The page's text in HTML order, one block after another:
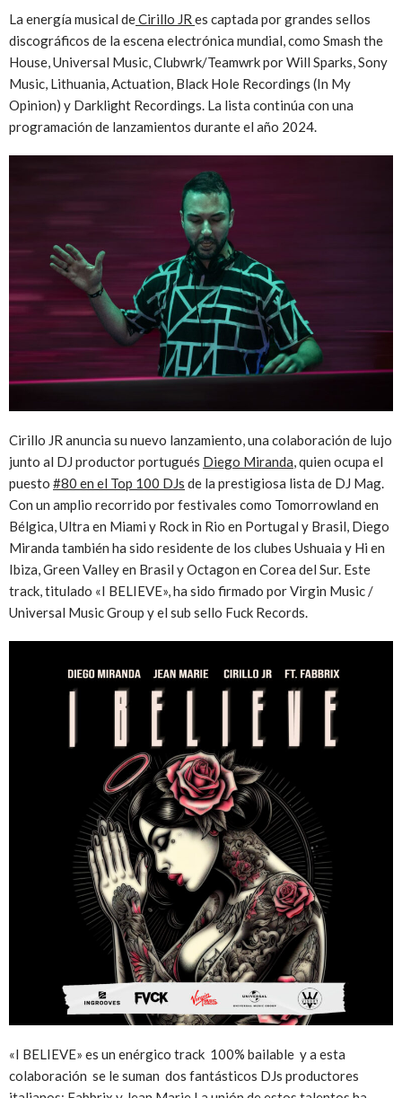
La energía musical deCirillo JR es captada por grandes sellos
discográficos de la escena electrónica mundial, como Smash the
House, Universal Music, Clubwrk/Teamwrk por Will Sparks, Sony
Music, Lithuania, Actuation, Black Hole Recordings (In My
Opinion) y Darklight Recordings. La lista continúa con una
programación de lanzamientos durante el año 2024.
Cirillo JR anuncia su nuevo lanzamiento, una colaboración de lujo
junto al DJ productor portugués Diego Miranda, quien ocupa el
puesto #80 en el Top 100 DJs de la prestigiosa lista de DJ Mag.
Con un amplio recorrido por festivales como Tomorrowland en
Bélgica, Ultra en Miami y Rock in Rio en Portugal y Brasil, Diego
Miranda también ha sido residente de los clubes Ushuaia y Hi en
Ibiza, Green Valley en Brasil y Octagon en Corea del Sur. Este
track, titulado «I BELIEVE», ha sido firmado por Virgin Music /
Universal Music Group y el sub sello Fuck Records.
«I BELIEVE» es un enérgico track 100% bailable y a esta
colaboración se le suman dos fantásticos DJs productores